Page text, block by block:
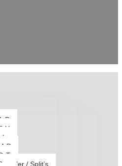
A-D
H
L
P
T
/ Split’s